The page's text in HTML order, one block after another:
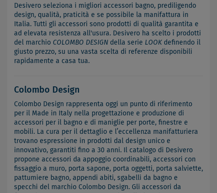
Desivero seleziona i migliori accessori bagno, prediligendo
design, qualità, praticità e se possibile la manifattura in
Italia. Tutti gli accessori sono prodotti di qualità garantita e
ad elevata resistenza all'usura. Desivero ha scelto i prodotti
del marchio COLOMBO DESIGN della serie LOOKdefinendo il
giusto prezzo, su una vasta scelta di referenze disponibili
rapidamente a casa tua.
Colombo Design
Colombo Design rappresenta oggi un punto di riferimento
per il Made in Italy nella progettazione e produzione di
accessori per il bagno e di maniglie per porte, finestre e
mobili. La cura per il dettaglio e l’eccellenza manifatturiera
trovano espressione in prodotti dal design unico e
innovativo, garantiti fino a 30 anni. Il catalogo di Desivero
propone accessori da appoggio coordinabili, accessori con
fissaggio a muro, porta sapone, porta oggetti, porta salviette,
pattumiere bagno, appendi abiti, sgabelli da bagno e
specchi del marchio Colombo Design. Gli accessori da